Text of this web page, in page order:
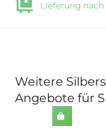
Lieferung nach
Weitere
Angebote für